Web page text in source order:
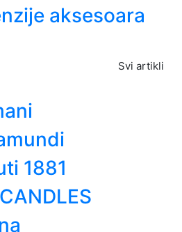
aksesoara
Svi artikli
1881